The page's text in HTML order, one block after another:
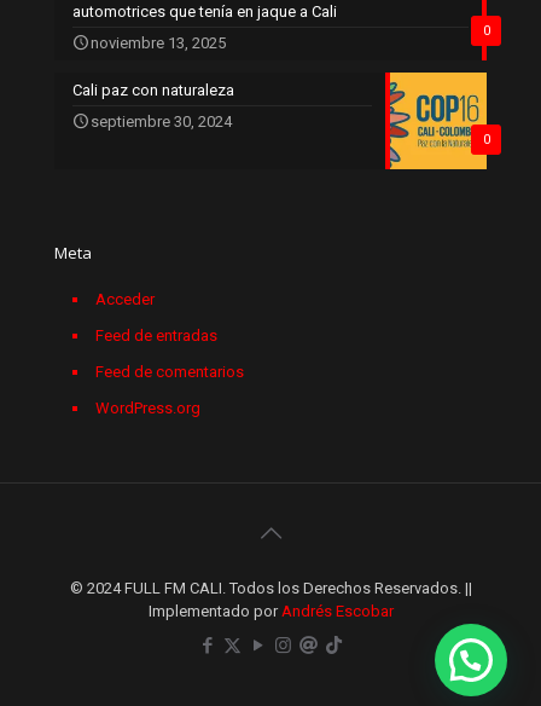
0
automotrices que tenía en jaque a Cali
noviembre 13, 2025
0
Cali paz con naturaleza
septiembre 30, 2024
Meta
Acceder
Feed de entradas
Feed de comentarios
WordPress.org
© 2024 FULL FM CALI. Todos los Derechos Reservados. ||
Implementado por Andrés Escobar